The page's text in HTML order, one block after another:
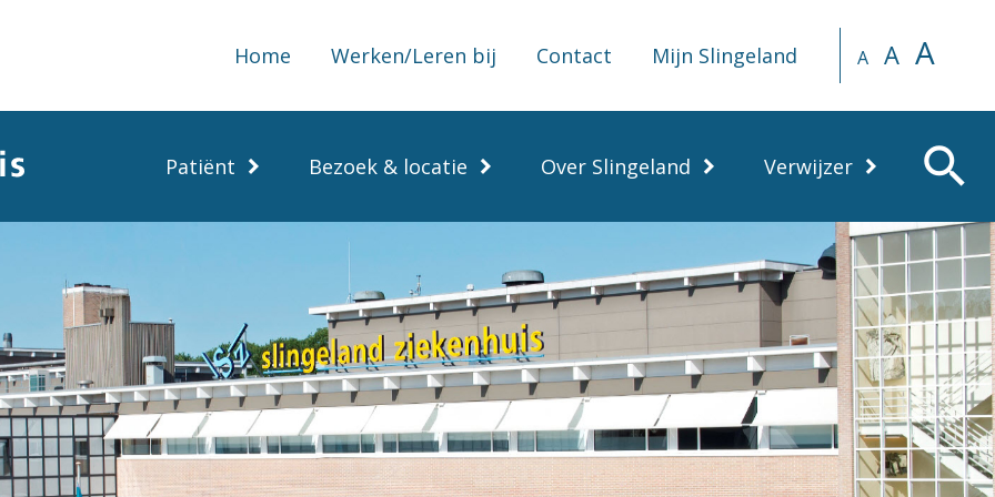
Home Werken/Leren bij Contact Mijn Slingeland A A A
Patiënt Bezoek & locatie Over Slingeland Verwijzer search